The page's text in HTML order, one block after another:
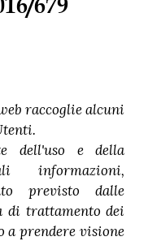
679
raccoglie alcuni
dell'uso e della
informazioni,
previsto dalle
di trattamento dei
prendere visione